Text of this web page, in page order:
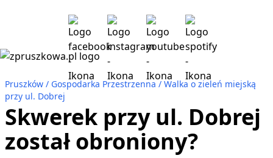
Pruszków Gospodarka Przestrzenna
Walka o zieleń miejską
przy ul. Dobrej
Skwerek przy ul. Dobrej
został obroniony?